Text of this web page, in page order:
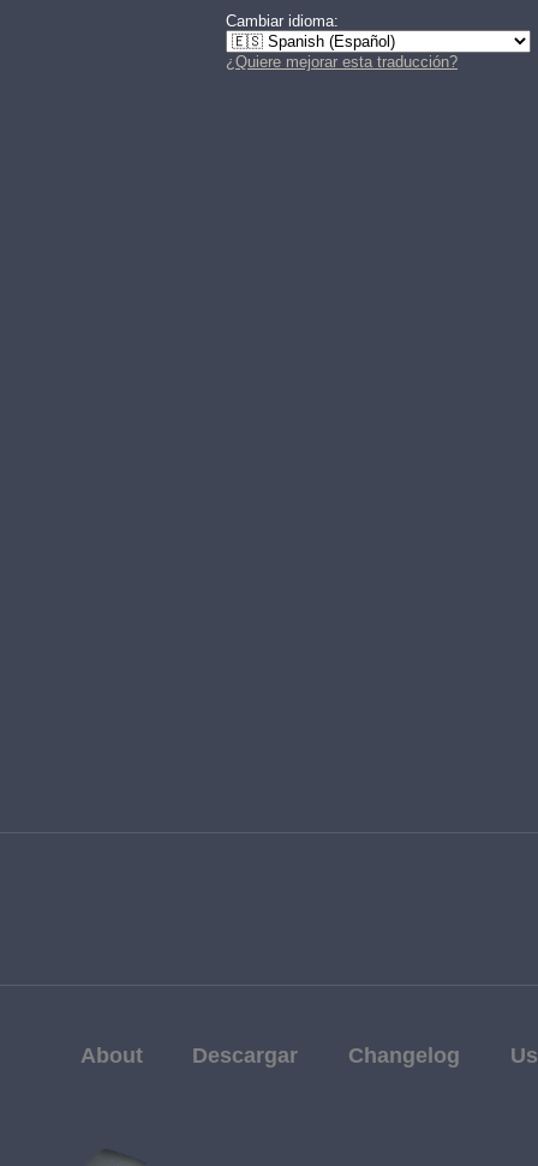
Cambiar idioma:
¿Quiere mejorar esta traducción?
About Descargar Changelog